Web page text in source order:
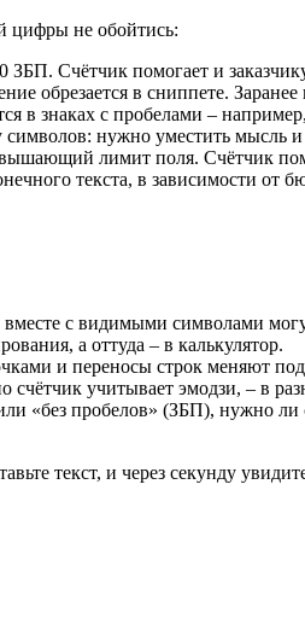
цифры не обойтись:
ЗБП. Счётчик помогает и
обрезается в сниппете. Заранее
в знаках с пробелами –
нужно уместить мысль и
лимит поля. Счётчик
текста, в зависимости от
вместе с видимыми символами
а оттуда – в калькулятор.
и переносы строк меняют
учитывает эмодзи, – в
«без пробелов» (ЗБП), нужно
текст, и через секунду